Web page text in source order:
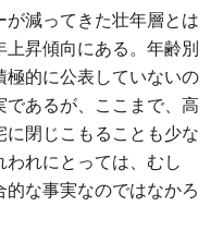
減ってきた壮年層とは
昇傾向にある。年齢別
極的に公表していないの
であるが、ここまで、高
閉じこもることも少な
われにとっては、むし
な事実なのではなかろ